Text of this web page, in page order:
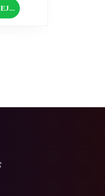
ZOBACZ
WIĘCEJ...